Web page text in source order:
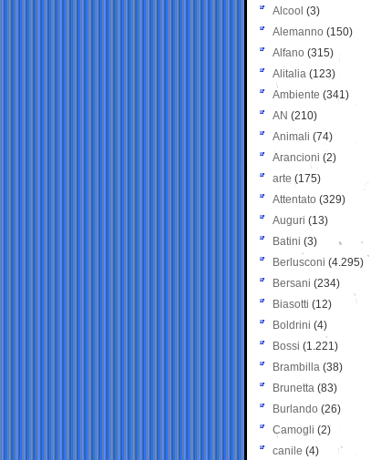
Alcool (3)
Alemanno (150)
Alfano (315)
Alitalia (123)
Ambiente (341)
AN (210)
Animali (74)
Arancioni (2)
arte (175)
Attentato (329)
Auguri (13)
Batini (3)
Berlusconi (4.295)
Bersani (234)
Biasotti (12)
Boldrini (4)
Bossi (1.221)
Brambilla (38)
Brunetta (83)
Burlando (26)
Camogli (2)
canile (4)